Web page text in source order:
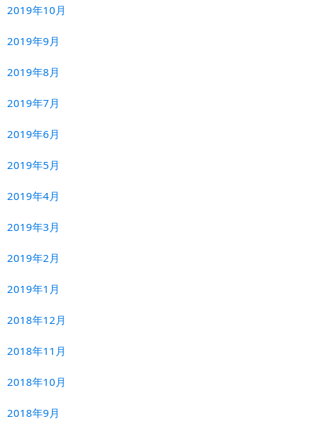
2019年10月
2019年9月
2019年8月
2019年7月
2019年6月
2019年5月
2019年4月
2019年3月
2019年2月
2019年1月
2018年12月
2018年11月
2018年10月
2018年9月